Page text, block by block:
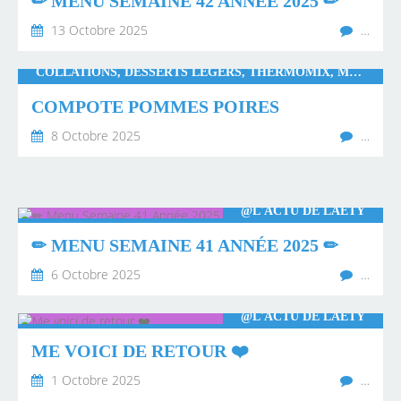
13 Octobre 2025 …
COLLATIONS, DESSERTS LÉGERS, THERMOMIX, MONSIEUR CUISINE CONNECT
COMPOTE POMMES POIRES
8 Octobre 2025 …
@L'ACTU DE LAËTY
✏ MENU SEMAINE 41 ANNÉE 2025 ✏
6 Octobre 2025 …
@L'ACTU DE LAËTY
ME VOICI DE RETOUR ❤️
1 Octobre 2025 …